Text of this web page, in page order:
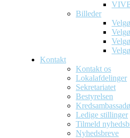
Billeder
Kontakt
Kontakt os
Lokalafdelinger
Sekretariatet
Bestyrelsen
Ledige stillinger
Tilmeld
Nyhedsbreve